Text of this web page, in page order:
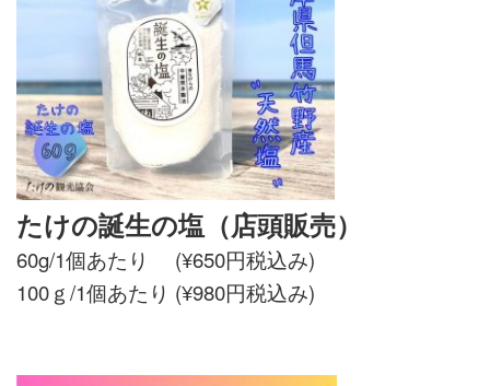
たけの誕生の塩（店頭販売）
60g/1個あたり (¥650円税込み)
100ｇ/1個あたり (¥980円税込み)